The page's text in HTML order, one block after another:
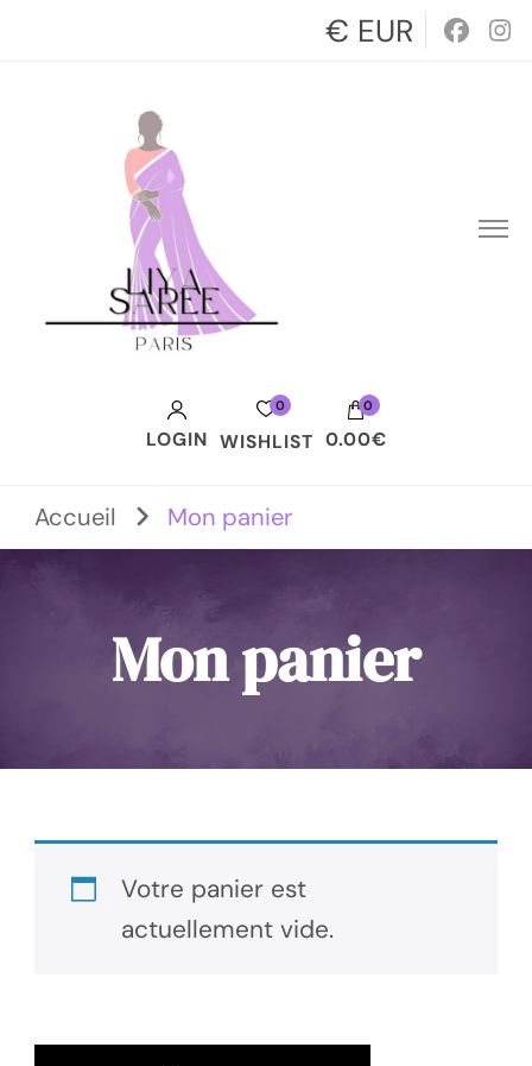
€ EUR
LOGIN
0
WISHLIST
0
0.00€
Accueil Mon panier
Mon panier
Votre panier est
actuellement vide.